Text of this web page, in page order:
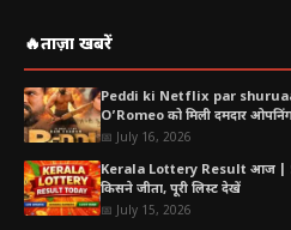
🔥ताज़ा खबरें
Peddi ki Netflix par
O’Romeo को मिली दमदार
📅 July 16, 2026
Kerala Lottery Result आज |
किसने जीता, पूरी लिस्ट देखें
📅 July 15, 2026